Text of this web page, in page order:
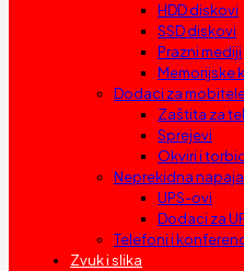
HDD diskovi
SSD diskovi
Prazni mediji
Memorijske
Dodaci za
Zaštita za
Sprejevi
Okviri i
Neprekidna
UPS-ovi
Dodaci za
Telefoni i
Zvuk i slika